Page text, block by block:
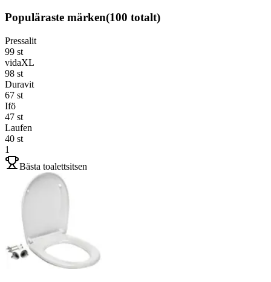
Populäraste märken(100 totalt)
Pressalit
99 st
vidaXL
98 st
Duravit
67 st
Ifö
47 st
Laufen
40 st
1
Bästa toalettsitsen